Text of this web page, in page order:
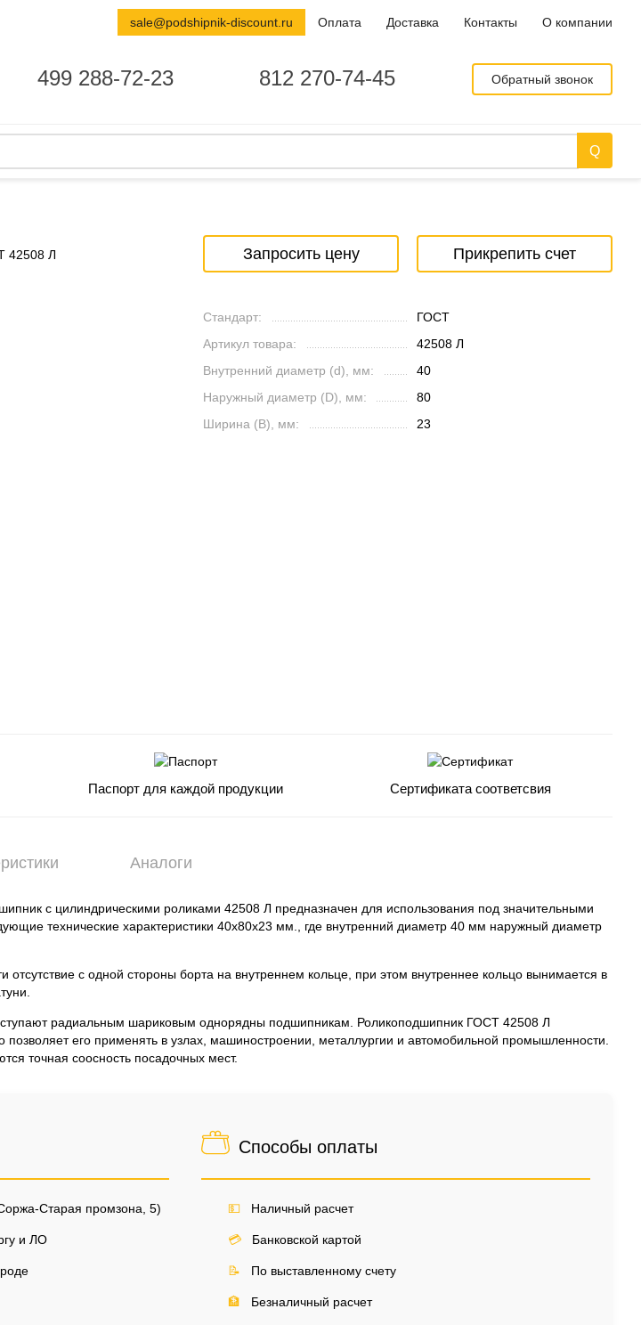
Запросить цену Прикрепить счет
Стандарт:
ГОСТ
Артикул товара:
42508 Л
Внутренний диаметр (d), мм:
40
Наружный диаметр (D), мм:
80
Ширина (B), мм:
23
Паспорт для каждой продукции Сертификата соответсвия
Аналоги
с цилиндрическими роликами 42508 Л предназначен для использования под значительными
технические характеристики 40x80x23 мм., где внутренний диаметр 40 мм наружный диаметр
отсутствие с одной стороны борта на внутреннем кольце, при этом внутреннее кольцо вынимается в
радиальным шариковым однорядны подшипникам. Роликоподшипник ГОСТ 42508 Л
позволяет его применять в узлах, машиностроении, металлургии и автомобильной промышленности.
точная соосность посадочных мест.
Старая промзона, 5)
и ЛО
Способы оплаты
💵 Наличный расчет
💳 Банковской картой
📝 По выставленному счету
🏦 Безналичный расчет
499 288-72-23 812 270-74-45 Обратный звонок
sale@podshipnik-discount.ru Оплата Доставка Контакты О компании